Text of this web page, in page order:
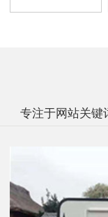
专注于网站关键